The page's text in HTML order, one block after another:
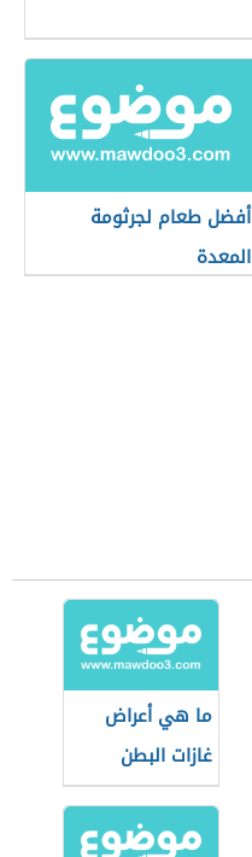
أفضل طعام لجرثومة
المعدة
ما هي أعراض
غازات البطن